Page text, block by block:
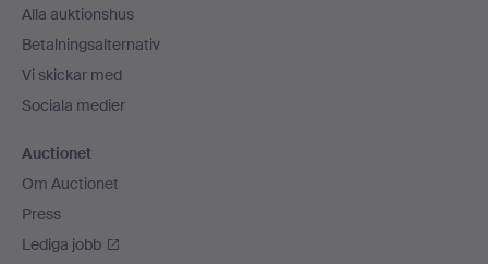
Alla auktionshus
Betalningsalternativ
Vi skickar med
Sociala medier
Auctionet
Om Auctionet
Press
Lediga jobb